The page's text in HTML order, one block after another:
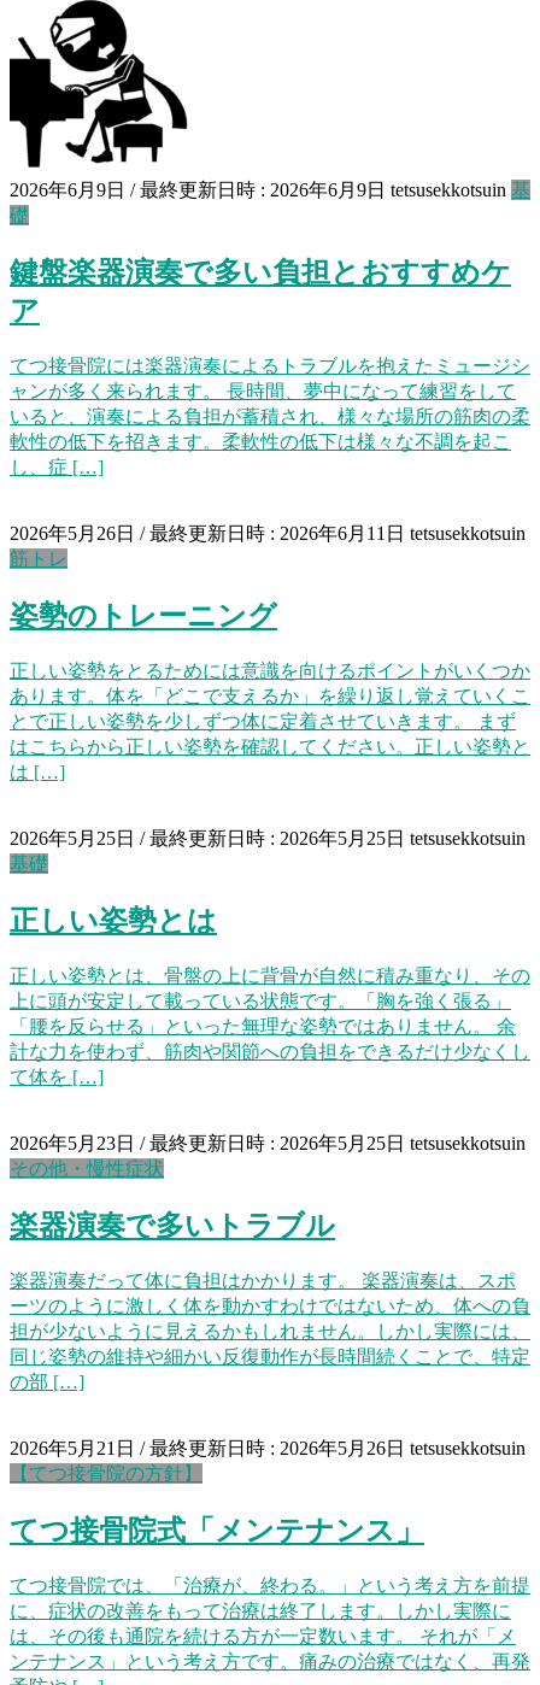
2026年6月9日 / 最終更新日時 : 2026年6月9日 tetsusekkotsuin 基
礎
鍵盤楽器演奏で多い負担とおすすめケ
ア
てつ接骨院には楽器演奏によるトラブルを抱えたミュージシ
ャンが多く来られます。 長時間、夢中になって練習をして
いると、演奏による負担が蓄積され、様々な場所の筋肉の柔
軟性の低下を招きます。柔軟性の低下は様々な不調を起こ
し、症 […]
2026年5月26日 / 最終更新日時 : 2026年6月11日 tetsusekkotsuin
筋トレ
姿勢のトレーニング
正しい姿勢をとるためには意識を向けるポイントがいくつか
あります。体を「どこで支えるか」を繰り返し覚えていくこ
とで正しい姿勢を少しずつ体に定着させていきます。 まず
はこちらから正しい姿勢を確認してください。正しい姿勢と
は […]
2026年5月25日 / 最終更新日時 : 2026年5月25日 tetsusekkotsuin
基礎
正しい姿勢とは
正しい姿勢とは、骨盤の上に背骨が自然に積み重なり、その
上に頭が安定して載っている状態です。「胸を強く張る」
「腰を反らせる」といった無理な姿勢ではありません。 余
計な力を使わず、筋肉や関節への負担をできるだけ少なくし
て体を […]
2026年5月23日 / 最終更新日時 : 2026年5月25日 tetsusekkotsuin
その他・慢性症状
楽器演奏で多いトラブル
楽器演奏だって体に負担はかかります。 楽器演奏は、スポ
ーツのように激しく体を動かすわけではないため、体への負
担が少ないように見えるかもしれません。しかし実際には、
同じ姿勢の維持や細かい反復動作が長時間続くことで、特定
の部 […]
2026年5月21日 / 最終更新日時 : 2026年5月26日 tetsusekkotsuin
【てつ接骨院の方針】
てつ接骨院式「メンテナンス」
てつ接骨院では、「治療が、終わる。」という考え方を前提
に、症状の改善をもって治療は終了します。しかし実際に
は、その後も通院を続ける方が一定数います。 それが「メ
ンテナンス」という考え方です。痛みの治療ではなく、再発